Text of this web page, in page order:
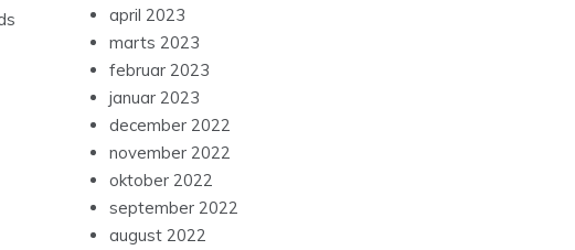
april 2023
marts 2023
februar 2023
januar 2023
december 2022
november 2022
oktober 2022
september 2022
august 2022